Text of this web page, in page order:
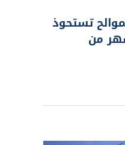
والموالح تستحوذ
خلال 9 أشهر من